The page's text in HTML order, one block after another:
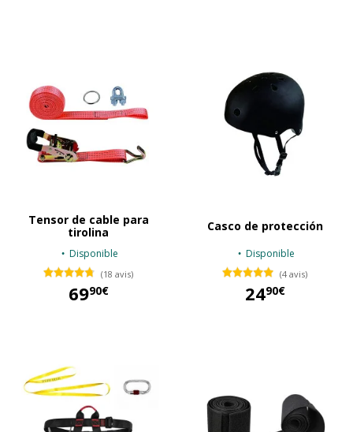
Tensor de cable para
tirolina
Disponible
(18 avis)
6990€
Casco de protección
Disponible
(4 avis)
2490€